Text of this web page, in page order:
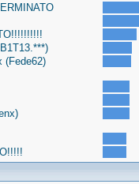
(Fede62)